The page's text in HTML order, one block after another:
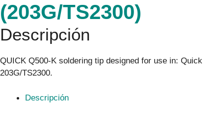
(203G/TS2300)
Descripción
QUICK Q500-K soldering tip designed for use in: Quick
203G/TS2300.
Descripción